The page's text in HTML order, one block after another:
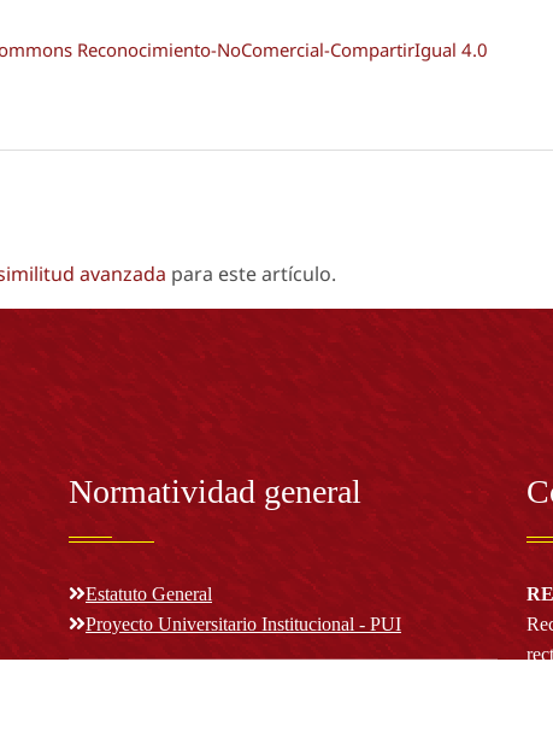
Reconocimiento-NoComercial-CompartirIgual 4.0
avanzada para este artículo.
Normatividad general
Estatuto General
Proyecto Universitario Institucional - PUI